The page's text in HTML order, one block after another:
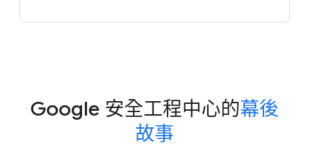
Google 安全​工程​中心​的​幕後​
故事